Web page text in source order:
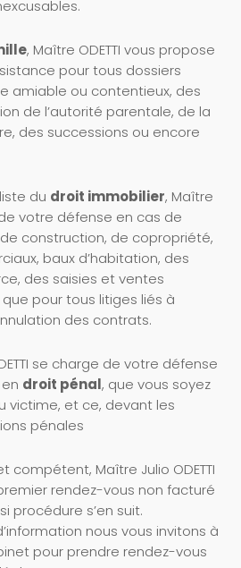
, Maître ODETTI vous propose
pour tous dossiers
amiable ou contentieux, des
de l’autorité parentale, de la
des successions ou encore
du droit immobilier, Maître
de votre défense en cas de
construction, de copropriété,
baux d’habitation, des
des saisies et ventes
pour tous litiges liés à
des contrats.
se charge de votre défense
droit pénal, que vous soyez
victime, et ce, devant les
pénales
compétent, Maître Julio ODETTI
rendez-vous non facturé
procédure s’en suit.
nous vous invitons à
pour prendre rendez-vous